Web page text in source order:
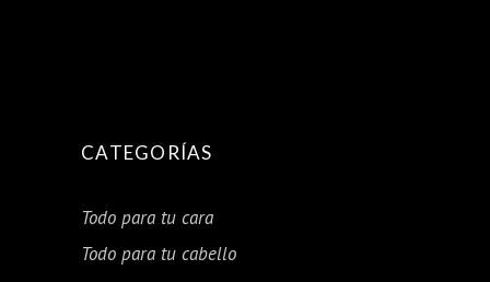
CATEGORÍAS
Todo para tu cara
Todo para tu cabello